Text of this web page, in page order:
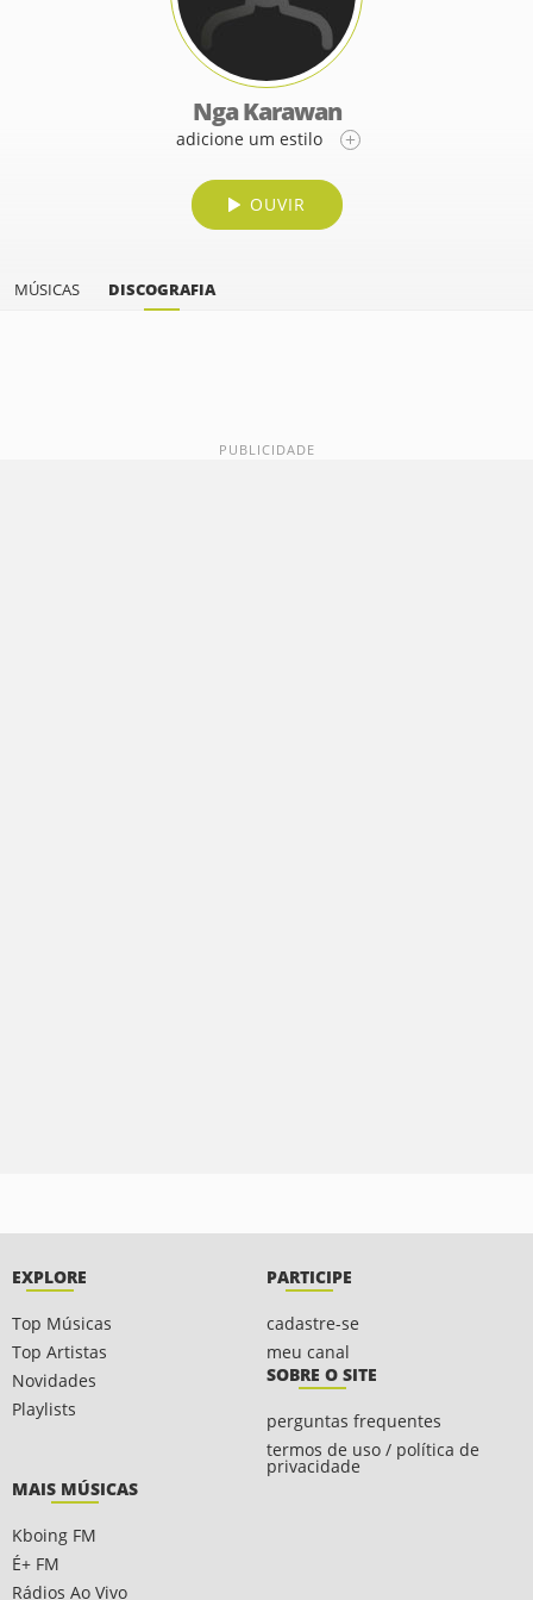
Nga Karawan
adicione um estilo
OUVIR
MÚSICAS DISCOGRAFIA
EXPLORE
Top Músicas
Top Artistas
Novidades
Playlists
PARTICIPE
cadastre-se
meu canal
SOBRE O SITE
perguntas frequentes
termos de uso / política de
privacidade
MAIS MÚSICAS
Kboing FM
É+ FM
Rádios Ao Vivo